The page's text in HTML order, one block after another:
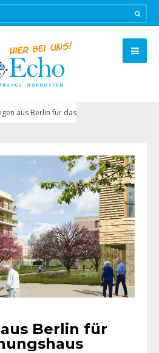
aus Berlin für das
Berlin für